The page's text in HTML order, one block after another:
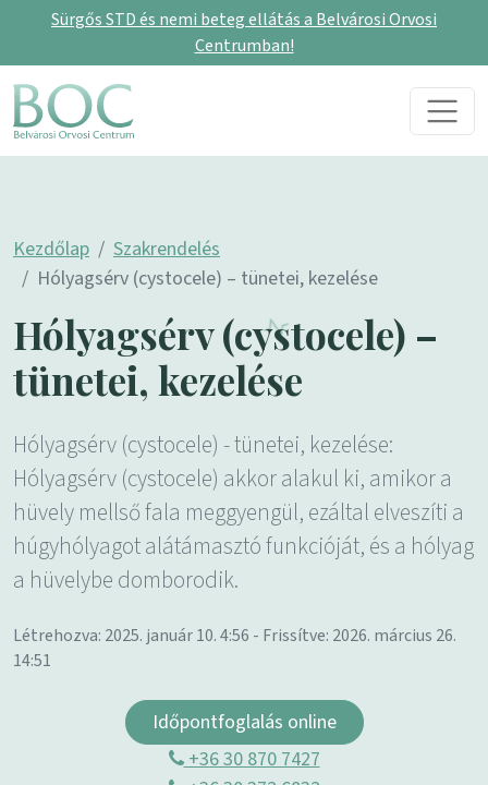
Sürgős STD és nemi beteg ellátás a Belvárosi Orvosi
Centrumban!
Skip to content
Main Navigation
Kezdőlap
Szakrendelés
Hólyagsérv (cystocele) – tünetei, kezelése
Hólyagsérv (cystocele) –
tünetei, kezelése
Hólyagsérv (cystocele) - tünetei, kezelése:
Hólyagsérv (cystocele) akkor alakul ki, amikor a
hüvely mellső fala meggyengül, ezáltal elveszíti a
húgyhólyagot alátámasztó funkcióját, és a hólyag
a hüvelybe domborodik.
Létrehozva: 2025. január 10. 4:56 - Frissítve: 2026. március 26.
14:51
Időpontfoglalás online
+36 30 870 7427